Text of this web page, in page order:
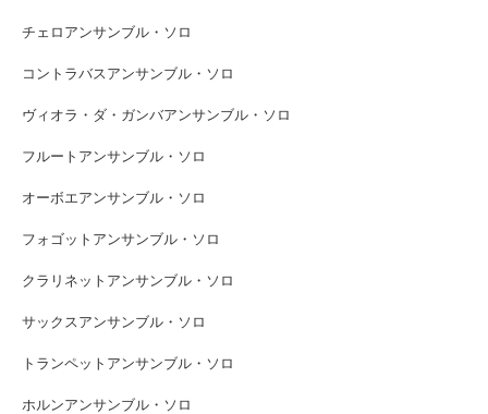
チェロアンサンブル・ソロ
コントラバスアンサンブル・ソロ
ヴィオラ・ダ・ガンバアンサンブル・ソロ
フルートアンサンブル・ソロ
オーボエアンサンブル・ソロ
フォゴットアンサンブル・ソロ
クラリネットアンサンブル・ソロ
サックスアンサンブル・ソロ
トランペットアンサンブル・ソロ
ホルンアンサンブル・ソロ